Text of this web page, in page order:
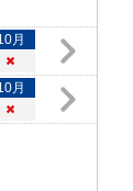
月
×
月
×